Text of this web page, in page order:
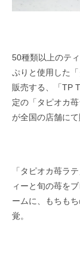
50種類以上のテ
ぷりと使用した
販売する、「TP
定の「タピオカ
が全国の店舗にて
「タピオカ苺ラ
ィーと旬の苺を
ームに、もちも
覚。